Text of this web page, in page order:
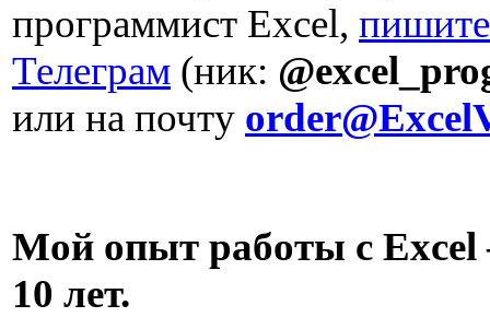
программист Excel,
Телеграм (ник:
или на почту
Мой опыт работы с Excel
10 лет.